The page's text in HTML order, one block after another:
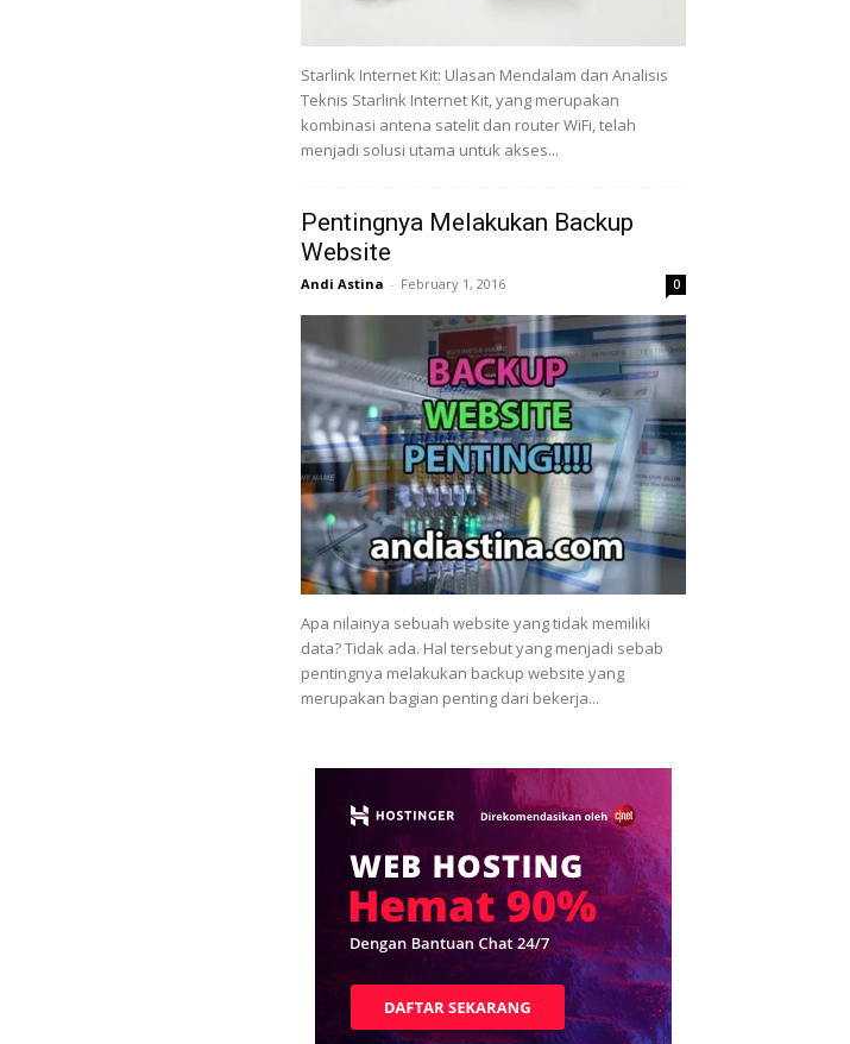
Starlink Internet Kit: Ulasan Mendalam dan Analisis
Teknis Starlink Internet Kit, yang merupakan
kombinasi antena satelit dan router WiFi, telah
menjadi solusi utama untuk akses...
Pentingnya Melakukan Backup
Website
Andi Astina - February 1, 2016 0
Apa nilainya sebuah website yang tidak memiliki
data? Tidak ada. Hal tersebut yang menjadi sebab
pentingnya melakukan backup website yang
merupakan bagian penting dari bekerja...